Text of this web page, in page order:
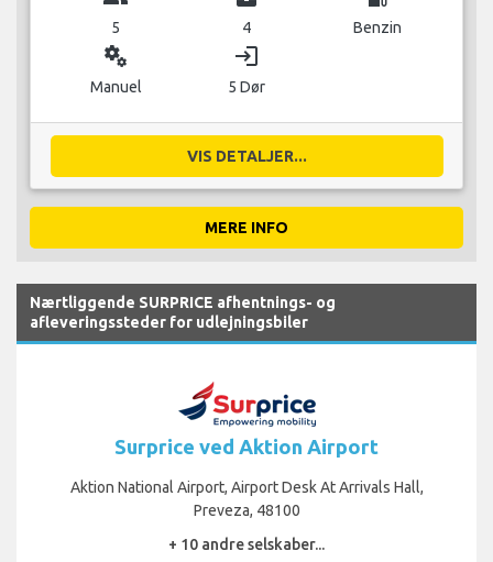
5 4 Benzin
miscellaneous_services
Manuel
login
5 Dør
VIS DETALJER...
MERE INFO
Nærtliggende SURPRICE afhentnings- og
afleveringssteder for udlejningsbiler
Surprice ved Aktion Airport
Aktion National Airport, Airport Desk At Arrivals Hall,
Preveza, 48100
+ 10 andre selskaber...